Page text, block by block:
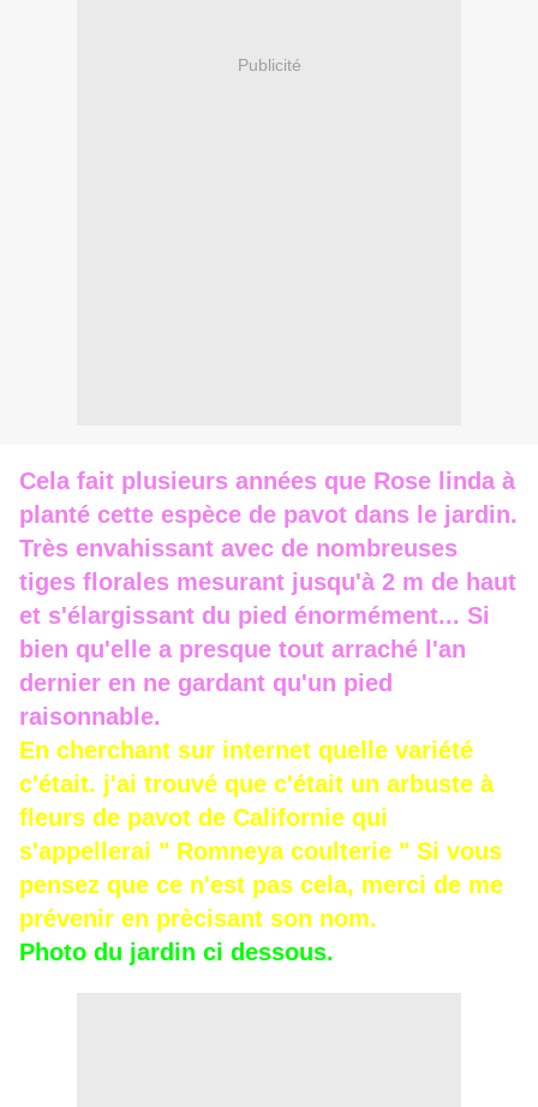
Publicité
Cela fait plusieurs années que Rose linda à
planté cette espèce de pavot dans le jardin.
Très envahissant avec de nombreuses
tiges florales mesurant jusqu'à 2 m de haut
et s'élargissant du pied énormément... Si
bien qu'elle a presque tout arraché l'an
dernier en ne gardant qu'un pied
raisonnable.
En cherchant sur internet quelle variété
c'était. j'ai trouvé que c'était un arbuste à
fleurs de pavot de Californie qui
s'appellerai " Romneya coulterie " Si vous
pensez que ce n'est pas cela, merci de me
prévenir en prècisant son nom.
Photo du jardin ci dessous.